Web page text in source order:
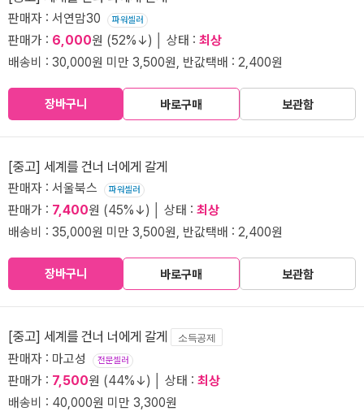
판매자 : 서연맘30 파워셀러
판매가 : 6,000원 (52%↓) │ 상태 : 최상
배송비 : 30,000원 미만 3,500원, 반값택배 : 2,400원
장바구니 바로구매 보관함
[중고] 세계를 건너 너에게 갈게
판매자 : 서울북스 파워셀러
판매가 : 7,400원 (45%↓) │ 상태 : 최상
배송비 : 35,000원 미만 3,500원, 반값택배 : 2,400원
장바구니 바로구매 보관함
[중고] 세계를 건너 너에게 갈게 소득공제
판매자 : 마고성 전문셀러
판매가 : 7,500원 (44%↓) │ 상태 : 최상
배송비 : 40,000원 미만 3,300원